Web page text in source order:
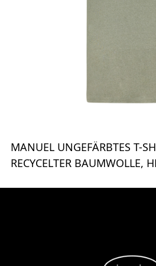
MANUEL UNGEFÄRBTES T-
RECYCELTER BAUMWOLLE,